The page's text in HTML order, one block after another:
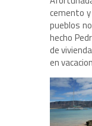
cemento
pueblos
hecho
de
en